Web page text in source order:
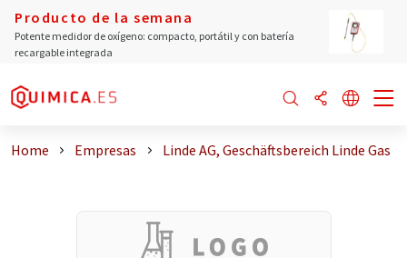
Producto de la semana
Potente medidor de oxígeno: compacto, portátil y con batería
recargable integrada
Home Empresas Linde AG, Geschäftsbereich Linde Gas